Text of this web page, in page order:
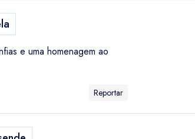
e uma homenagem ao
Reportar